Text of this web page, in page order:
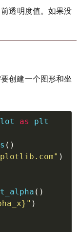
透明度值。如果没
创建一个图形和坐
as plt
( )
)
( )
} " )